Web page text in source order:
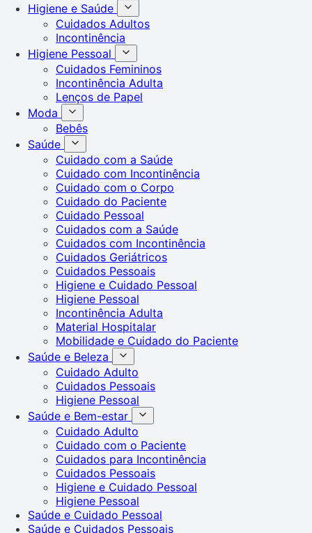
Higiene e Saúde
Cuidados Adultos
Incontinência
Higiene Pessoal
Cuidados Femininos
Incontinência Adulta
Lenços de Papel
Moda
Bebês
Saúde
Cuidado com a Saúde
Cuidado com Incontinência
Cuidado com o Corpo
Cuidado do Paciente
Cuidado Pessoal
Cuidados com a Saúde
Cuidados com Incontinência
Cuidados Geriátricos
Cuidados Pessoais
Higiene e Cuidado Pessoal
Higiene Pessoal
Incontinência Adulta
Material Hospitalar
Mobilidade e Cuidado do Paciente
Saúde e Beleza
Cuidado Adulto
Cuidados Pessoais
Higiene Pessoal
Saúde e Bem-estar
Cuidado Adulto
Cuidado com o Paciente
Cuidados para Incontinência
Cuidados Pessoais
Higiene e Cuidado Pessoal
Higiene Pessoal
Saúde e Cuidado Pessoal
Saúde e Cuidados Pessoais